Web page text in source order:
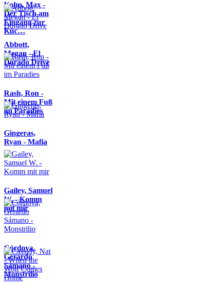
Kolm, Max -
Der Tisch am
Eingang zur
Küc…
Abbott,
Megan - El
Dorado Drive
Rash, Ron -
Mit einem Fuß
im Paradies
Gingeras,
Ryan - Mafia
Gailey, Samuel
W. - Komm
mit mir
Córdova,
Gerardo
Sámano -
Monstrilio